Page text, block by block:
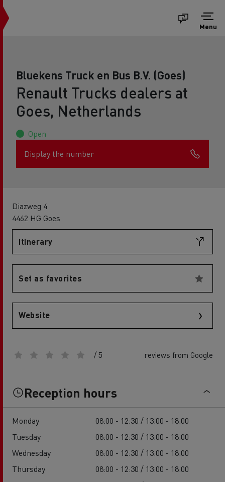
Menu
Bluekens Truck en Bus B.V. (Goes)
Renault Trucks dealers at
Goes, Netherlands
Open
Display the number
Diazweg 4
4462 HG Goes
Itinerary
Set as favorites
Website
/ 5 reviews from Google
Reception hours
Monday
08:00 - 12:30 / 13:00 - 18:00
Tuesday
08:00 - 12:30 / 13:00 - 18:00
Wednesday
08:00 - 12:30 / 13:00 - 18:00
Thursday
08:00 - 12:30 / 13:00 - 18:00